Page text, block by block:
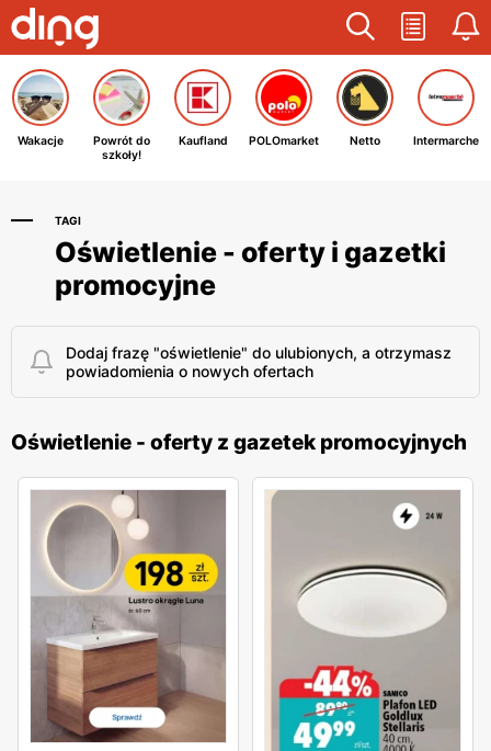
Wakacje
Powrót do
szkoły!
Kaufland POLOmarket Netto Intermarche
TAGI
Oświetlenie - oferty i gazetki
promocyjne
Dodaj frazę "oświetlenie" do ulubionych, a otrzymasz
powiadomienia o nowych ofertach
Oświetlenie - oferty z gazetek promocyjnych